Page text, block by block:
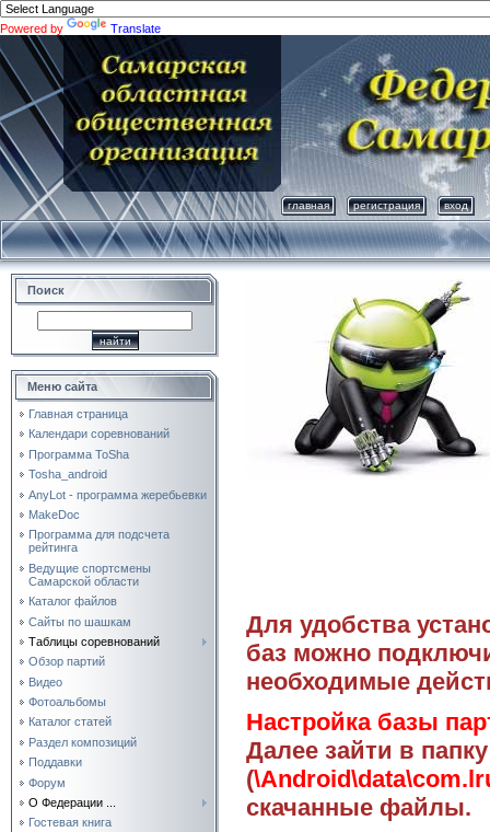
Powered by Translate
главная регистрация вход
Поиск
Меню сайта
Главная страница
Календари соревнований
Программа ToSha
Tosha_android
AnyLot - программа жеребьевки
MakeDoc
Программа для подсчета
рейтинга
Ведущие спортсмены
Самарской области
Каталог файлов
Сайты по шашкам
Таблицы соревнований
Обзор партий
Видео
Фотоальбомы
Каталог статей
Раздел композиций
Поддавки
Форум
О Федерации ...
Гостевая книга
Для удобства
баз можно
необходимые
Настройка базы
Далее зайти в
(
скачанные файлы.